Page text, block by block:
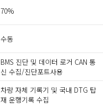
70%
수동
BMS 진단 및 데이터 로거 CAN 통
신 수집/진단포트사용
차량 자체 기록기 및 국내 DTG 탑
재 운행기록 수집